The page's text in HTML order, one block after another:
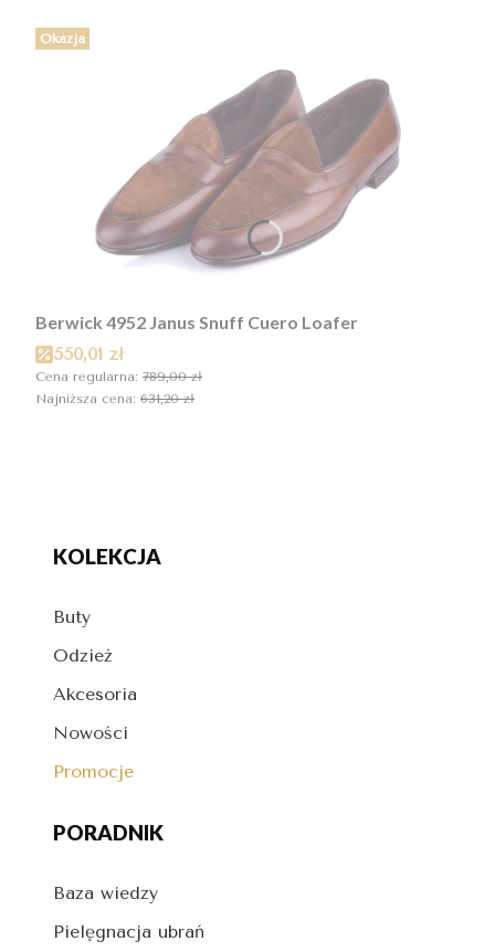
Okazja
Berwick 4952 Janus Snuff Cuero Loafer
Cena promocyjna
550,01 zł
Cena regularna: 789,00 zł
Najniższa cena: 631,20 zł
KOLEKCJA
Buty
Odzież
Akcesoria
Nowości
Promocje
PORADNIK
Baza wiedzy
Pielęgnacja ubrań